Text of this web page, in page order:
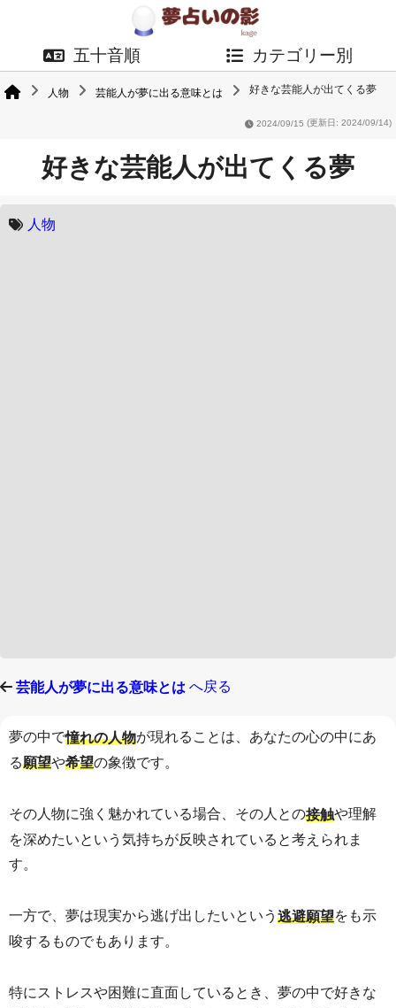
五十音順 カテゴリー別
人物 芸能人が夢に出る意味とは 好きな芸能人が出てくる夢
2024/09/15 (更新日: 2024/09/14)
好きな芸能人が出てくる夢
人物
芸能人が夢に出る意味とは へ戻る
夢の中で憧れの人物が現れることは、あなたの心の中にあ
る願望や希望の象徴です。
その人物に強く魅かれている場合、その人との接触や理解
を深めたいという気持ちが反映されていると考えられま
す。
一方で、夢は現実から逃げ出したいという 逃避願望をも示
唆するものでもあります。
特にストレスや困難に直面しているとき、夢の中で好きな